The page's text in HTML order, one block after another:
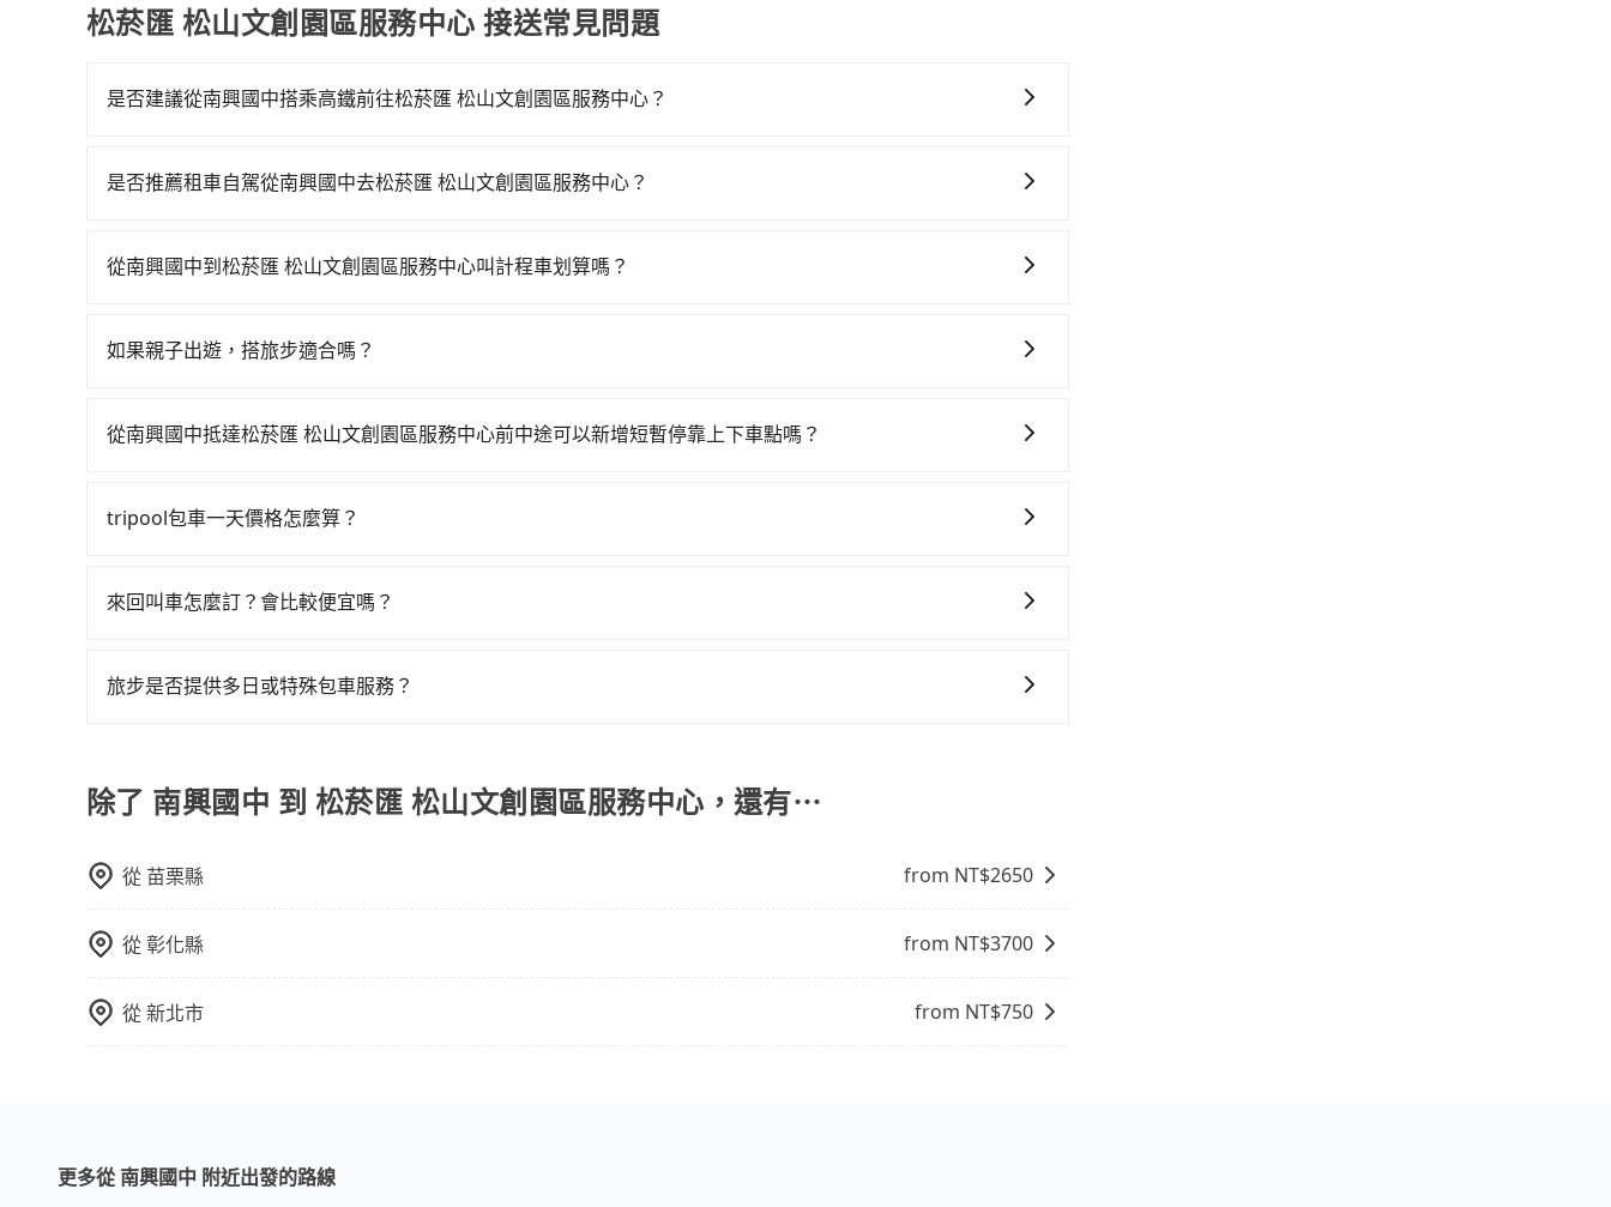
松菸匯 松山文創園區服務中心 接送常見問題
是否建議從南興國中搭乘高鐵前往松菸匯 松山文創園區服務中心？
台北一天最多有59班次高鐵可搭乘。假設從南興國中 (嘉義市東區) 前往最靠近的嘉義高鐵站，叫一輛計程車花
班的計程車，搭上小黃後約花30分鐘、車費300元後，抵達松菸匯 松山文創園區服務中心 (台北市信義區) 的目
每人至少額外負擔100元車資，而且更會額外浪費時間在轉乘與等車上，現在還不馬上來預約tripool！如果你是
是否推薦租車自駕從南興國中去松菸匯 松山文創園區服務中心？
天就要來回，那在嘉義路邊可隨租隨借的iRent應該是你最便宜選擇。註冊完iRent的app後，可以每小時
時40元路邊停車費用預估進去，但額外的汽車保險與可能的罰單都需自付。再者，和運的iRent只提供最基本的
的車門仍未被修理，每一次租車都好像在開樂透一樣。另外，偶爾也會遇到明明已經預約了時間但上一位用戶卻
點仍有段距離，在遇到下雨天或者載行李時，就顯得非常不便。
從南興國中到松菸匯 松山文創園區服務中心叫計程車划算嗎？
興國中附近的計程車隊，如嘉義幸福車隊、嘉義三山&宏陽計程車等叫車看看。依照里程跳錶計算，價格約為
如果親子出遊，搭旅步適合嗎？
出遊時安全更有保障。
從南興國中抵達松菸匯 松山文創園區服務中心前中途可以新增短暫停靠上下車點嗎？
點。每個加點位置，前後額外里程數5公里內加收200元。雖然可能有些路線完全順路，但是司機多點停靠就會有
tripool包車一天價格怎麼算？
官網一鍵查價，即時試算您包車費用，清楚透明，且無隱藏費用。
來回叫車怎麼訂？會比較便宜嗎？
定。至於價格已經市場最優惠，並無特別針對來回車趟做額外折扣，但如果手上有優惠代碼，歡迎直接使用，不
旅步是否提供多日或特殊包車服務？
除了 南興國中 到 松菸匯 松山文創園區服務中心，還有⋯
從 苗栗縣 from NT$2650
從彰化縣 from NT$3700
從新北市 from NT$750
更多從 南興國中 附近出發的路線